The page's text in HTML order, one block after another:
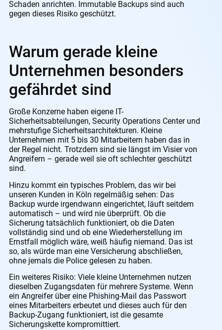
Schaden anrichten. Immutable Backups sind auch
gegen dieses Risiko geschützt.
Warum gerade kleine
Unternehmen besonders
gefährdet sind
Große Konzerne haben eigene IT-
Sicherheitsabteilungen, Security Operations Center und
mehrstufige Sicherheitsarchitekturen. Kleine
Unternehmen mit 5 bis 30 Mitarbeitern haben das in
der Regel nicht. Trotzdem sind sie längst im Visier von
Angreifern – gerade weil sie oft schlechter geschützt
sind.
Hinzu kommt ein typisches Problem, das wir bei
unseren Kunden in Köln regelmäßig sehen: Das
Backup wurde irgendwann eingerichtet, läuft seitdem
automatisch – und wird nie überprüft. Ob die
Sicherung tatsächlich funktioniert, ob die Daten
vollständig sind und ob eine Wiederherstellung im
Ernstfall möglich wäre, weiß häufig niemand. Das ist
so, als würde man eine Versicherung abschließen,
ohne jemals die Police gelesen zu haben.
Ein weiteres Risiko: Viele kleine Unternehmen nutzen
dieselben Zugangsdaten für mehrere Systeme. Wenn
ein Angreifer über eine Phishing-Mail das Passwort
eines Mitarbeiters erbeutet und dieses auch für den
Backup-Zugang funktioniert, ist die gesamte
Sicherungskette kompromittiert.